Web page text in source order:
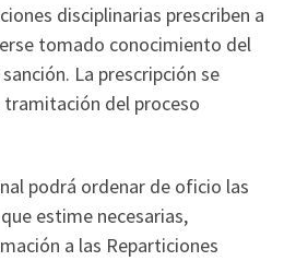
disciplinarias prescriben a
tomado conocimiento del
La prescripción se
del proceso
podrá ordenar de oficio las
estime necesarias,
a las Reparticiones